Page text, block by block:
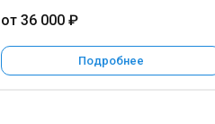
от 36 000 ₽
Подробнее